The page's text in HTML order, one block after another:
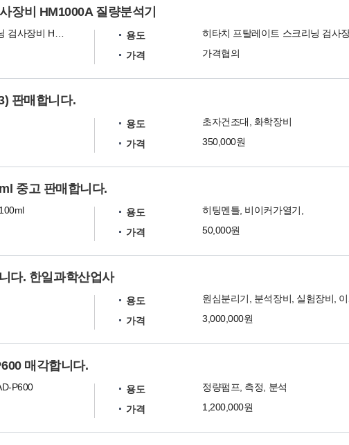
장비 HM1000A 질량분석기
용도
가격
가격협의
판매합니다.
용도
초자건조대, 화학장비
가격
350,000원
중고 판매합니다.
용도
히팅멘틀, 비이커가열기,
가격
50,000원
다. 한일과학산업사
용도
가격
3,000,000원
매각합니다.
P600
용도
정량펌프, 측정, 분석
가격
1,200,000원